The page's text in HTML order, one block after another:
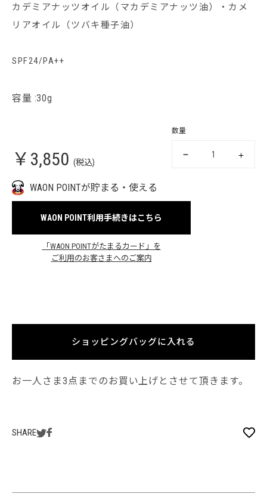
カデミアナッツオイル（マカデミアナッツ油）・カメ
リアオイル（ツバキ種子油）
SPF24/PA++
容量 :30g
￥3,850 (税込)
数量
WAON POINTが貯まる・使える
WAON POINT利用手続きはこちら
「WAON POINTがたまるカード」を
ご利用のお客さまへのご案内
ショッピングバッグに入れる
お一人さま3点までのお買い上げとさせて頂きます。
SHARE